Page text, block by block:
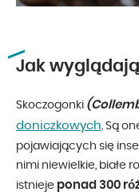
Jak
Skoczogonki
doniczkowych. Są
pojawiających się
nimi niewielkie, białe
istnieje ponad 300